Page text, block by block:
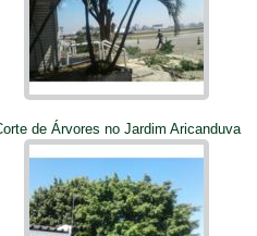
de Árvores no Jardim Aricanduva